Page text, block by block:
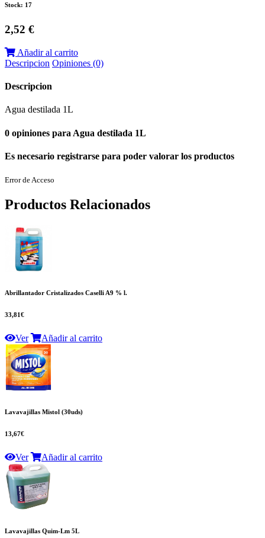
Stock: 17
2,52 €
Añadir al carrito
Descripcion Opiniones (0)
Descripcion
Agua destilada 1L
0 opiniones para Agua destilada 1L
Es necesario registrarse para poder valorar los productos
Error de Acceso
Productos Relacionados
Abrillantador Cristalizados Caselli A9 % l.
33,81€
Ver Añadir al carrito
Lavavajillas Mistol (30uds)
13,67€
Ver Añadir al carrito
Lavavajillas Quim-Lm 5L